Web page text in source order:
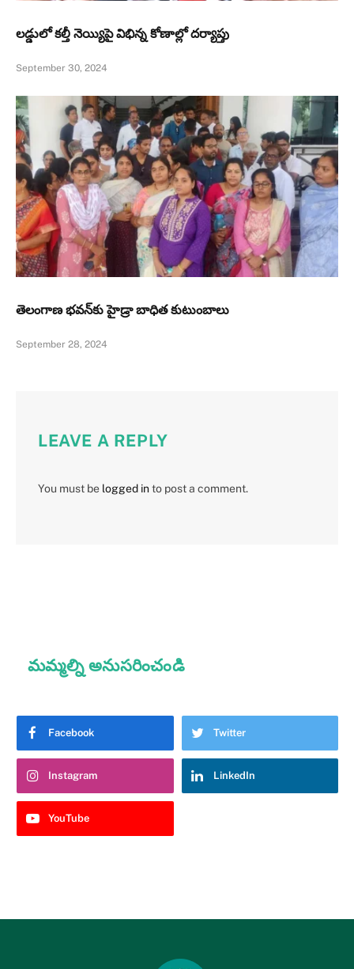
లడ్డులో కల్తీ నెయ్యిపై విభిన్న కోణాల్లో దర్యాప్తు
September 30, 2024
తెలంగాణ భవన్‌కు హైడ్రా బాధిత కుటుంబాలు
September 28, 2024
LEAVE A REPLY
You must be logged into post a comment.
మమ్మల్ని అనుసరించండి
Facebook Twitter
Instagram LinkedIn
YouTube